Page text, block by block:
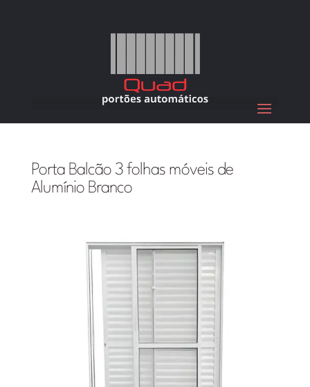
Porta Balcão 3 folhas móveis de
Alumínio Branco